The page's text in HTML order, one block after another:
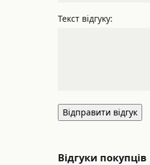
Текст відгуку:
Відправити відгук
Відгуки покупців